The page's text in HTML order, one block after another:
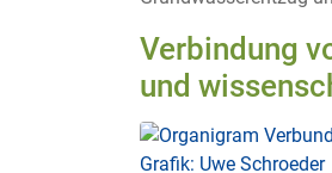
Verbindung
und